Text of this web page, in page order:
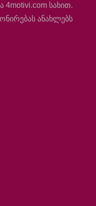
სახით.
ანახლებს